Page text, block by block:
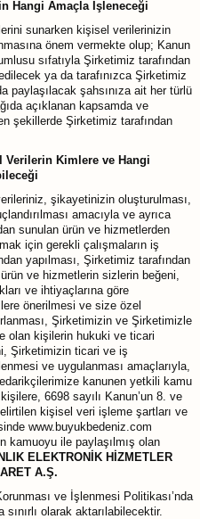
Hangi Amaçla İşleneceği
sunarken kişisel verilerinizin
önem vermekte olup; Kanun
sıfatıyla Şirketimiz tarafından
ya da tarafınızca Şirketimiz
paylaşılacak şahsınıza ait her türlü
açıklanan kapsamda ve
şekillerde Şirketimiz tarafından
Verilerin Kimlere ve Hangi
şikayetinizin oluşturulması,
amacıyla ve ayrıca
sunulan ürün ve hizmetlerden
için gerekli çalışmaların iş
yapılması, Şirketimiz tarafından
ve hizmetlerin sizlerin beğeni,
ve ihtiyaçlarına göre
önerilmesi ve size özel
Şirketimizin ve Şirketimizle
olan kişilerin hukuki ve ticari
Şirketimizin ticari ve iş
ve uygulanması amaçlarıyla,
kanunen yetkili kamu
6698 sayılı Kanun’un 8. ve
kişisel veri işleme şartları ve
www.buyukbedeniz.com
kamuoyu ile paylaşılmış olan
ELEKTRONİK HİZMETLER
A.Ş.
ve İşlenmesi Politikası’nda
sınırlı olarak aktarılabilecektir.